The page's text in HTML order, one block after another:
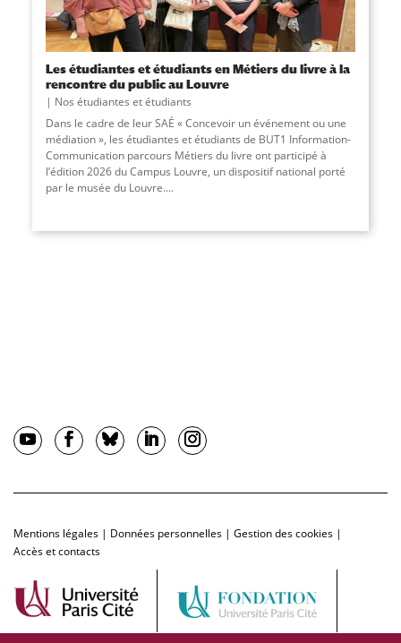
Les étudiantes et étudiants en Métiers du livre à la
rencontre du public au Louvre
Nos étudiantes et étudiants
Dans le cadre de leur SAÉ « Concevoir un événement ou une
médiation », les étudiantes et étudiants de BUT1 Information-
Communication parcours Métiers du livre ont participé à
l’édition 2026 du Campus Louvre, un dispositif national porté
par le musée du Louvre....
Mentions légales | Données personnelles | Gestion des cookies |
Accès et contacts